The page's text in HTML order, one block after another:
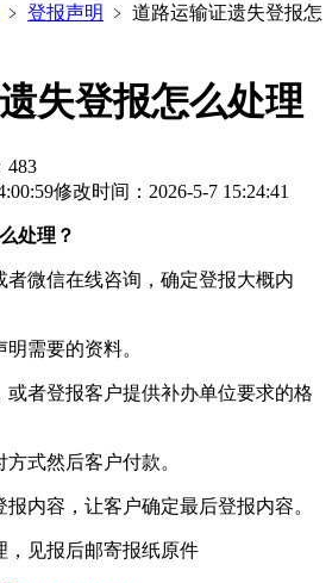
﹥ 登报声明 ﹥ 道路运输证遗失登报怎
失登报怎么处理
483
修改时间：2026-5-7 15:24:41
处理？
者微信在线咨询，确定登报大概内
需要的资料。
或者登报客户提供补办单位要求的格
式然后客户付款。
内容，让客户确定最后登报内容。
，见报后邮寄报纸原件